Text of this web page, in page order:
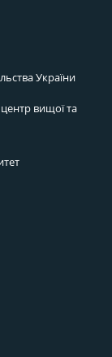
України
вищої та